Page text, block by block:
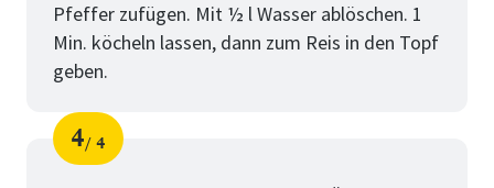
Pfeffer zufügen. Mit ½ l Wasser ablöschen. 1
Min. köcheln lassen, dann zum Reis in den Topf
geben.
Schritt
4
von
4